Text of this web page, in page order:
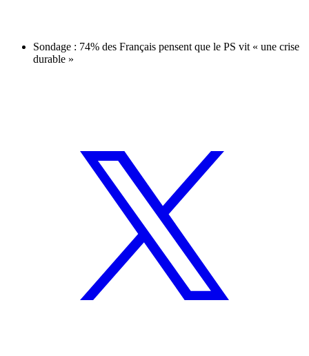
Sondage : 74% des Français pensent que le PS vit « une crise
durable »